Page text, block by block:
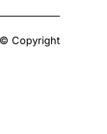
Copyright © دائرة الاتصالات - Libreria Editrice Vaticana